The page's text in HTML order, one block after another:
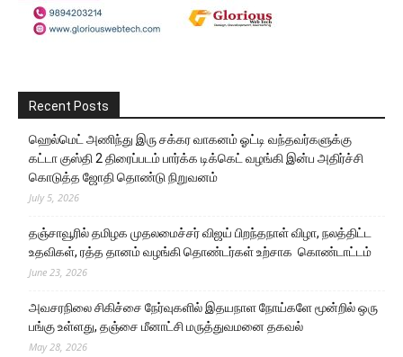
Recent Posts
ஹெல்மெட் அணிந்து இரு சக்கர வாகனம் ஓட்டி வந்தவர்களுக்கு
கட்டா குஸ்தி 2 திரைப்படம் பார்க்க டிக்கெட் வழங்கி இன்ப அதிர்ச்சி
கொடுத்த ஜோதி தொண்டு நிறுவனம்
July 5, 2026
தஞ்சாவூரில் தமிழக முதலமைச்சர் விஜய் பிறந்தநாள் விழா, நலத்திட்ட
உதவிகள், ரத்த தானம் வழங்கி தொண்டர்கள் உற்சாக கொண்டாட்டம்
June 23, 2026
அவசரநிலை சிகிச்சை நேர்வுகளில் இதயநாள நோய்களே மூன்றில் ஒரு
பங்கு உள்ளது, தஞ்சை மீனாட்சி மருத்துவமனை தகவல்
May 28, 2026